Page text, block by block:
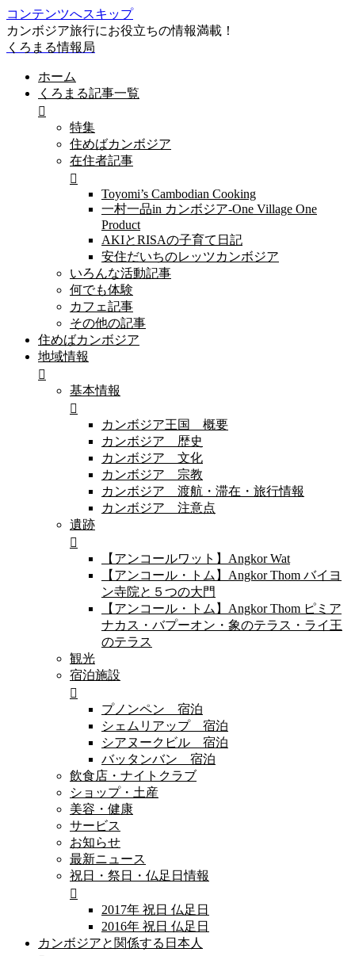
コンテンツへスキップ
カンボジア旅行にお役立ちの情報満載！
くろまる情報局
ホーム
くろまる記事一覧
特集
住めばカンボジア
在住者記事
Toyomi’s Cambodian Cooking
一村一品in カンボジア-One Village One
Product
AKIとRISAの子育て日記
安住だいちのレッツカンボジア
いろんな活動記事
何でも体験
カフェ記事
その他の記事
住めばカンボジア
地域情報
基本情報
カンボジア王国 概要
カンボジア 歴史
カンボジア 文化
カンボジア 宗教
カンボジア 渡航・滞在・旅行情報
カンボジア 注意点
遺跡
【アンコールワット】Angkor Wat
【アンコール・トム】Angkor Thom バイヨ
ン寺院と５つの大門
【アンコール・トム】Angkor Thom ピミア
ナカス・バプーオン・象のテラス・ライ王
のテラス
観光
宿泊施設
プノンペン 宿泊
シェムリアップ 宿泊
シアヌークビル 宿泊
バッタンバン 宿泊
飲食店・ナイトクラブ
ショップ・土産
美容・健康
サービス
お知らせ
最新ニュース
祝日・祭日・仏足日情報
2017年 祝日 仏足日
2016年 祝日 仏足日
カンボジアと関係する日本人